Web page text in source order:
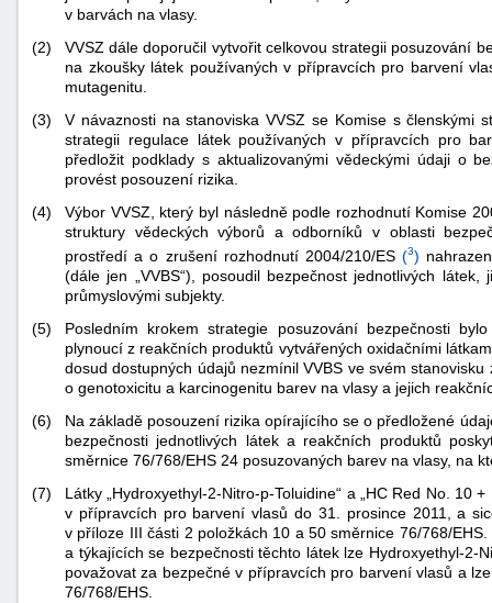
v barvách na vlasy.
(2)
VVSZ dále doporučil vytvořit celkovou strategii posuzování
na zkoušky látek používaných v přípravcích pro barvení
mutagenitu.
(3)
V návaznosti na stanoviska VVSZ se Komise s členskými
strategii regulace látek používaných v přípravcích pro
předložit podklady s aktualizovanými vědeckými údaji o
provést posouzení rizika.
(4)
Výbor VVSZ, který byl následně podle rozhodnutí Komise
struktury vědeckých výborů a odborníků v oblasti
prostředí a o zrušení rozhodnutí 2004/210/ES(3)
(dále jen „VVBS“), posoudil bezpečnost jednotlivých
průmyslovými subjekty.
(5)
Posledním krokem strategie posuzování bezpečnosti
plynoucí z reakčních produktů vytvářených oxidačními
dosud dostupných údajů nezmínil VVBS ve svém
o genotoxicitu a karcinogenitu barev na vlasy a jejich
(6)
Na základě posouzení rizika opírajícího se o předložené
bezpečnosti jednotlivých látek a reakčních produktů
směrnice 76/768/EHS 24 posuzovaných barev na vlasy, na
(7)
Látky „Hydroxyethyl-2-Nitro-p-Toluidine“ a „HC Red No. 10
v přípravcích pro barvení vlasů do 31. prosince 2011, a
v příloze III části 2 položkách 10 a 50 směrnice 76/768/
a týkajících se bezpečnosti těchto látek lze Hydroxyethyl-2-
považovat za bezpečné v přípravcích pro barvení vlasů a
76/768/EHS.
+náhrady